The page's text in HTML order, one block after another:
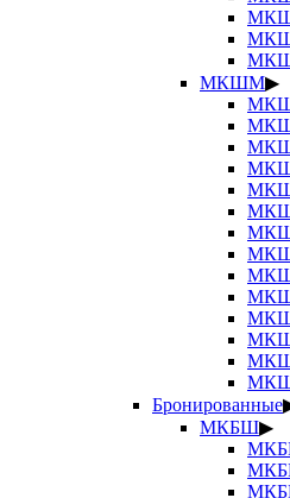
МКШМ▶
Бронированные
МКБШ▶